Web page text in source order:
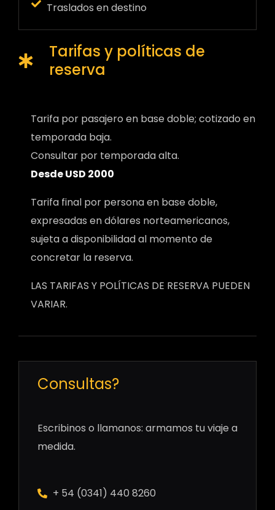
Traslados en destino
Tarifas y políticas de
reserva
Tarifa por pasajero en base doble; cotizado en
temporada baja.
Consultar por temporada alta.
Desde USD 2000
Tarifa final por persona en base doble,
expresadas en dólares norteamericanos,
sujeta a disponibilidad al momento de
concretar la reserva.
LAS TARIFAS Y POLÍTICAS DE RESERVA PUEDEN
VARIAR.
Consultas?
Escribinos o llamanos: armamos tu viaje a
medida.
+ 54 (0341) 440 8260